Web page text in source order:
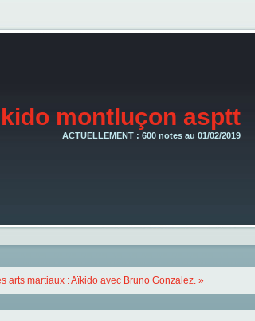
montluçon asptt
ACTUELLEMENT : 600 notes au 01/02/2019
arts martiaux : Aïkido avec Bruno Gonzalez. »